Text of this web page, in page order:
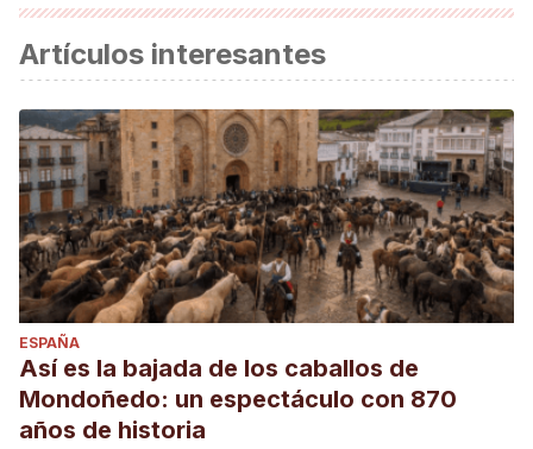
Quinta del Sordo. Precisiones sobre las teorías de Juan
https://doi.org/10.3989/aearte.2004.v77.i307.229
Junquera, J. J. (2014). Los Goya: de la Quinta a Burdeos y
vuelta. Archivo Español de Arte.
https://doi.org/10.3989/aearte.2003.v76.i304.263
Hervás León, M. (2015). Luz sobre la Quinta de Goya y sus
pinturas negras. Anales Del Instituto de Estudios
Madrileños.
Artículos interesantes
ESPAÑA
Así es la bajada de los caballos de
Mondoñedo: un espectáculo con 870
años de historia